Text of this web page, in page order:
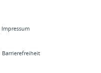
Impressum
Barrierefreiheit